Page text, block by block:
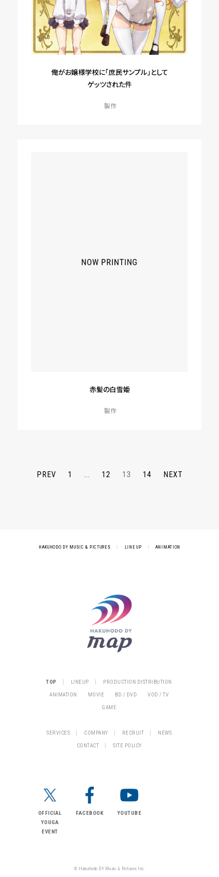
俺がお嬢様学校に「庶民サンプル」として
ゲッツされた件
製作
赤髪の白雪姫
製作
PREV 1 ... 12 13 14 NEXT
HAKUHODO DY MUSIC & PICTURES LINE UP ANIMATION
TOP LINEUP
PRODUCTION DISTRIBUTION
ANIMATION
MOVIE BD / DVD
VOD / TV
GAME
SERVICES COMPANY RECRUIT
NEWS
CONTACT
SITE POLICY
OFFICIAL
YOUGA
EVENT
FACEBOOK YOUTUBE
© Hakuhodo DY Music & Pictures Inc.